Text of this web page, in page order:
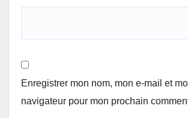
Enregistrer mon nom, mon e-mail et
navigateur pour mon prochain